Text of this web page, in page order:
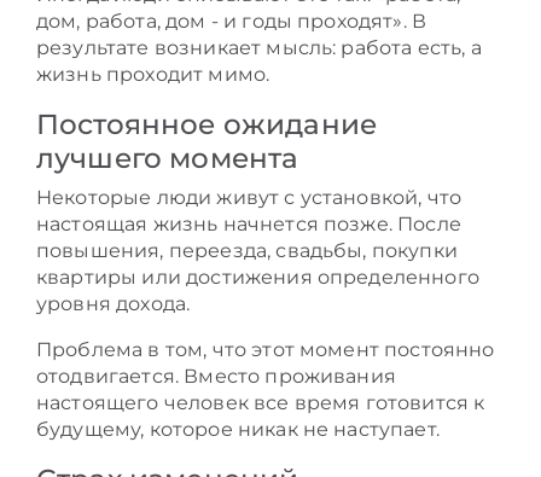
дом, работа, дом - и годы проходят». В
результате возникает мысль: работа есть, а
жизнь проходит мимо.
Постоянное ожидание
лучшего момента
Некоторые люди живут с установкой, что
настоящая жизнь начнется позже. После
повышения, переезда, свадьбы, покупки
квартиры или достижения определенного
уровня дохода.
Проблема в том, что этот момент постоянно
отодвигается. Вместо проживания
настоящего человек все время готовится к
будущему, которое никак не наступает.